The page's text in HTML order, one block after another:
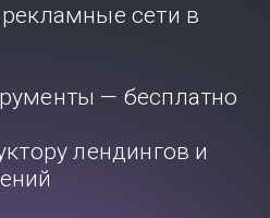
сети в
— бесплатно
лендингов и